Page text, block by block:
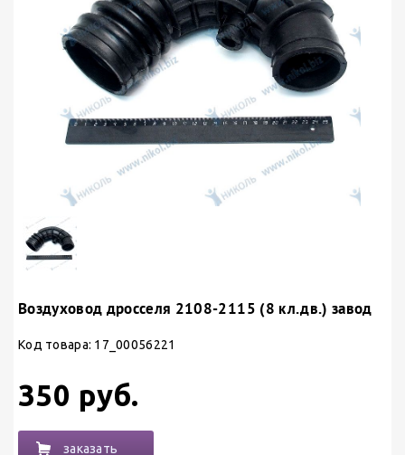
Воздуховод дросселя 2108-2115 (8 кл.дв.) завод
Код товара: 17_00056221
350 руб.
заказать